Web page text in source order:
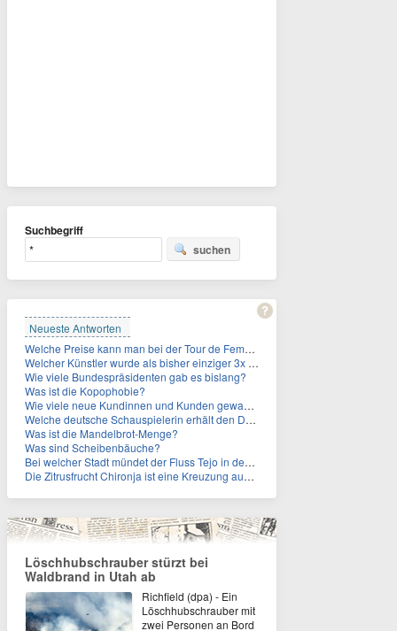
Suchbegriff
suchen
Neueste Antworten
Welche Preise kann man bei der Tour de Femmes 2026 gewinnen?
Welcher Künstler wurde als bisher einziger 3x in die Rock and Roll Hall of Fame aufgenommen?
Wie viele Bundespräsidenten gab es bislang?
Was ist die Kopophobie?
Wie viele neue Kundinnen und Kunden gewann MagentaTV allein durch die WM hinzu?
Welche deutsche Schauspielerin erhält den Deutschen Kulturpolitikpreis?
Was ist die Mandelbrot-Menge?
Was sind Scheibenbäuche?
Bei welcher Stadt mündet der Fluss Tejo in den Atlantik?
Die Zitrusfrucht Chironja ist eine Kreuzung aus welchen Früchten?
Löschhubschrauber stürzt bei
Waldbrand in Utah ab
Richfield (dpa) - Ein
Löschhubschrauber mit
zwei Personen an Bord